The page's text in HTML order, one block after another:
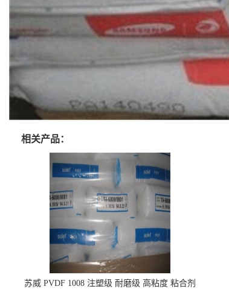
相关产品：
苏威 PVDF 1008 注塑级 耐磨级 高粘度 粘合剂